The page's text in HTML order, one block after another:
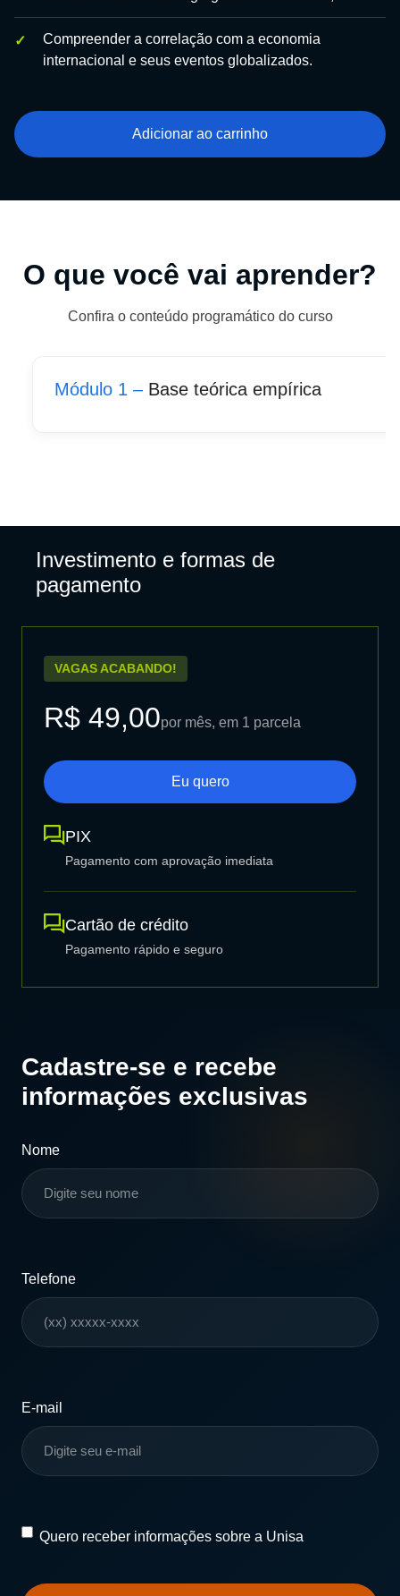
Compreender a correlação com a economia
internacional e seus eventos globalizados.
Adicionar ao carrinho
O que você vai aprender?
Confira o conteúdo programático do curso
Módulo 1 – Base teórica empírica
Investimento e formas de
pagamento
VAGAS ACABANDO!
R$ 49,00por mês, em 1 parcela
Eu quero
PIX
Pagamento com aprovação imediata
Cartão de crédito
Pagamento rápido e seguro
Cadastre-se e recebe
informações exclusivas
Nome
Telefone
E-mail
QueroQuero receber informações sobre a Unisa